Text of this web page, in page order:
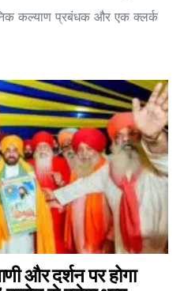
कल्याण प्रबंधक और एक क्लर्क
और दर्शन पर होगा